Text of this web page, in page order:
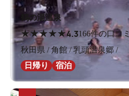
鶴の湯温泉
★★★★★4.3166件の口コミ
秋田県 / 角館 / 乳頭温泉郷 /
日帰り
宿泊